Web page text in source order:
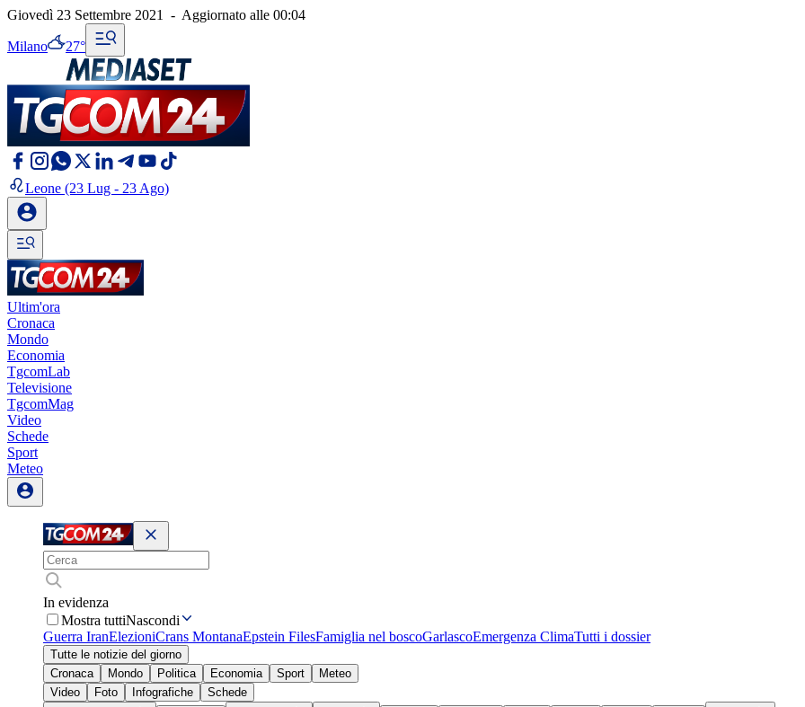
Giovedì 23 Settembre 2021 - Aggiornato alle 00:04
Milano 27°
Leone (23 Lug - 23 Ago)
Ultim'ora
Cronaca
Mondo
Economia
TgcomLab
Televisione
TgcomMag
Video
Schede
Sport
Meteo
In evidenza
Mostra tuttiNascondi
Guerra IranElezioniCrans MontanaEpstein FilesFamiglia nel boscoGarlascoEmergenza ClimaTutti i dossier
Tutte le notizie del giorno
Cronaca
Mondo Politica Economia Sport
Meteo
Video
Foto Infografiche
Schede